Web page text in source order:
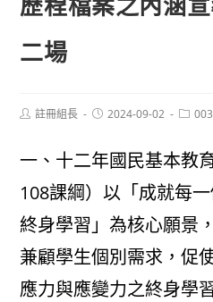
二場
Post註冊組長
Post2024-09-02
Post
一、十二年國民基本教
108課綱）以「成就每
終身學習」為核心願景
兼顧學生個別需求，促
應力與應變力之終身學